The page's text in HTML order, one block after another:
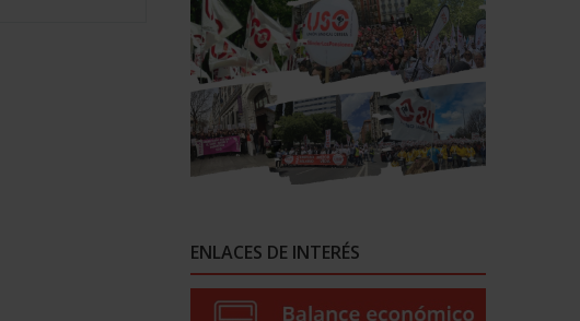
ENLACES DE INTERÉS